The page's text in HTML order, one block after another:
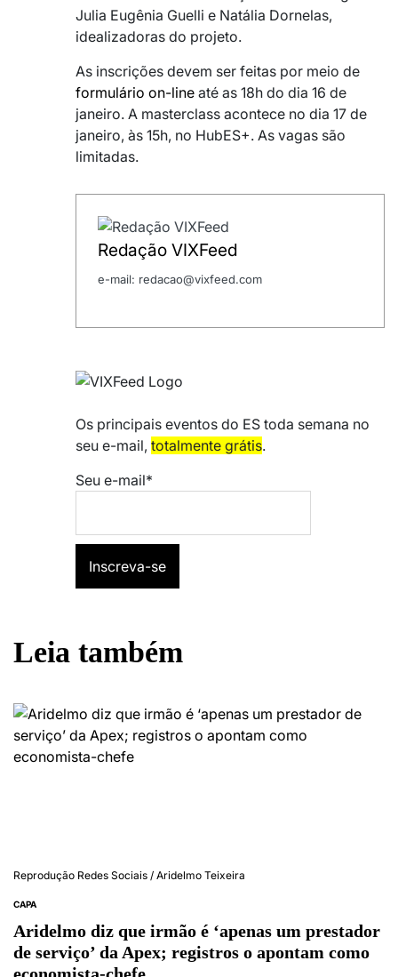
Julia Eugênia Guelli e Natália Dornelas,
idealizadoras do projeto.
As inscrições devem ser feitas por meio de
formulário on-line até as 18h do dia 16 de
janeiro. A masterclass acontece no dia 17 de
janeiro, às 15h, no HubES+. As vagas são
limitadas.
Redação VIXFeed
e-mail: redacao@vixfeed.com
Os principais eventos do ES toda semana no
seu e-mail, totalmente grátis.
Seu e-mail*
Leia também
Reprodução Redes Sociais / Aridelmo Teixeira
CAPA
Aridelmo diz que irmão é ‘apenas um prestador
de serviço’ da Apex; registros o apontam como